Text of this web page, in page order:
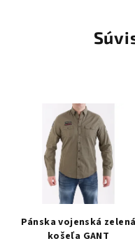
Pánska vojenská zelená
košeľa GANT